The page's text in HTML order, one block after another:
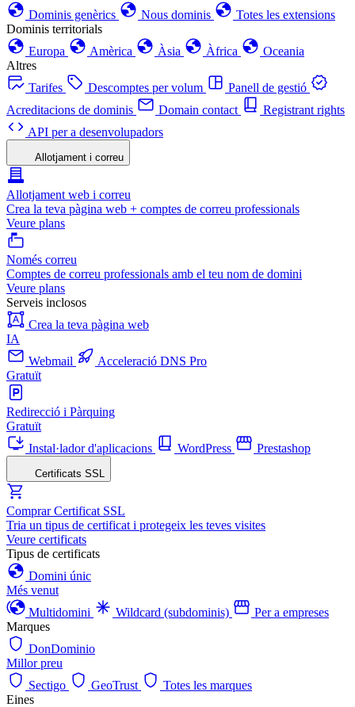
Dominis genèrics
Nous dominis
Totes les extensions
Dominis territorials
Europa
Amèrica Àsia Àfrica
Oceania
Altres
Tarifes
Descomptes per volum
Panell de gestió
Acreditacions de dominis
Domain contact
Registrant rights
API per a desenvolupadors
Allotjament i correu
Allotjament web i correu
Crea la teva pàgina web + comptes de correu professionals
Veure plans
Només correu
Comptes de correu professionals amb el teu nom de domini
Veure plans
Serveis inclosos
Crea la teva pàgina web
IA
Webmail
Acceleració DNS Pro
Gratuït
Redirecció i Pàrquing
Gratuït
Instal·lador d'aplicacions
WordPress Prestashop
Certificats SSL
Comprar Certificat SSL
Tria un tipus de certificat i protegeix les teves visites
Veure certificats
Tipus de certificats
Domini únic
Més venut
Multidomini
Wildcard (subdominis)
Per a empreses
Marques
DonDominio
Millor preu
Sectigo
GeoTrust
Totes les marques
Eines